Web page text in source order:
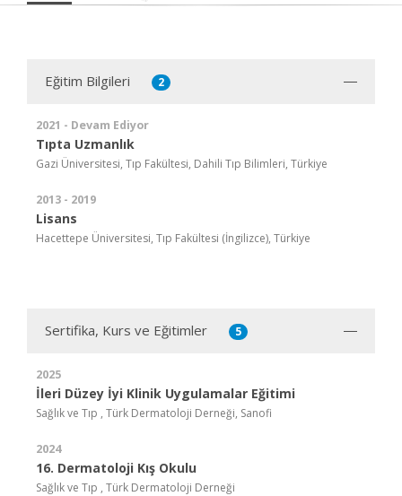
Eğitim Bilgileri 2
2021 - Devam Ediyor
Tıpta Uzmanlık
Gazi Üniversitesi, Tıp Fakültesi, Dahili Tıp Bilimleri, Türkiye
2013 - 2019
Lisans
Hacettepe Üniversitesi, Tıp Fakültesi (İngilizce), Türkiye
Sertifika, Kurs ve Eğitimler 5
2025
İleri Düzey İyi Klinik Uygulamalar Eğitimi
Sağlık ve Tıp , Türk Dermatoloji Derneği, Sanofi
2024
16. Dermatoloji Kış Okulu
Sağlık ve Tıp , Türk Dermatoloji Derneği